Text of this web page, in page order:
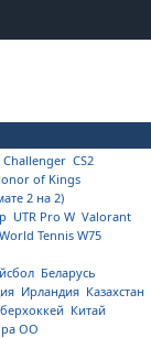
Challenger CS2
of Kings
2 на 2)
UTR Pro W Valorant
World Tennis W75
Беларусь
Ирландия Казахстан
Китай
ОО